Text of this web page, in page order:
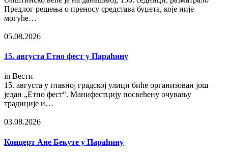
Предлог решења о преносу средстава буџета, које није
могуће…
05.08.2026
15. августа Етно фест у Параћину
in Вести
15. августа у главној градској улици биће организован још
један „Етно фест“. Манифестцију посвећену очувању
традиције и…
03.08.2026
Концерт Ане Бекуте у Параћину